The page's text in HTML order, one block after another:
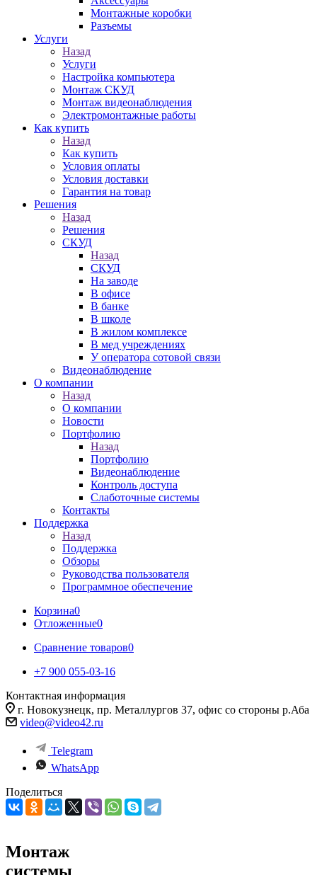
Монтажные коробки
Разъемы
Услуги
Назад
Услуги
Настройка компьютера
Монтаж СКУД
Монтаж видеонаблюдения
Электромонтажные работы
Как купить
Назад
Как купить
Условия оплаты
Условия доставки
Гарантия на товар
Решения
Назад
Решения
СКУД
Назад
СКУД
На заводе
В офисе
В банке
В школе
В жилом комплексе
В мед учреждениях
У оператора сотовой связи
Видеонаблюдение
О компании
Назад
О компании
Новости
Портфолию
Назад
Портфолию
Видеонаблюдение
Контроль доступа
Слаботочные системы
Контакты
Поддержка
Назад
Поддержка
Обзоры
Руководства пользователя
Программное обеспечение
Корзина0
Отложенные0
Сравнение товаров0
+7 900 055-03-16
Контактная информация
г. Новокузнецк, пр. Металлургов 37, офис со стороны р.Аба
video@video42.ru
Telegram
WhatsApp
Поделиться
Монтаж
системы